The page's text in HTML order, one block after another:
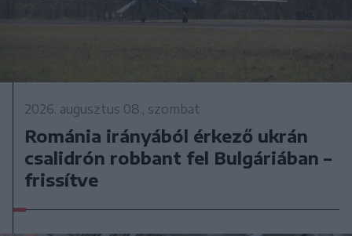
2026. augusztus 08., szombat
Románia irányából érkező ukrán
csalidrón robbant fel Bulgáriában –
frissítve